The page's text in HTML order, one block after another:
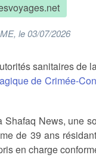
le 03/07/2026
sanitaires de
de Crimée-
Shafaq News, une
de 39 ans
en charge